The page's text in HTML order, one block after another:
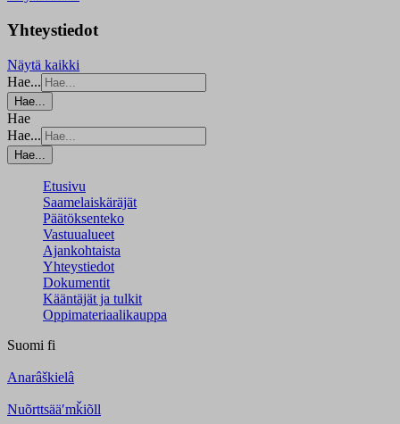
Yhteystiedot
Näytä kaikki
Hae...
Hae...
Hae
Hae...
Hae...
Etusivu
Saamelaiskäräjät
Päätöksenteko
Vastuualueet
Ajankohtaista
Yhteystiedot
Dokumentit
Kääntäjät ja tulkit
Oppimateriaalikauppa
Suomi fi
Anarâškielâ
Nuõrttsääʹmǩiõll